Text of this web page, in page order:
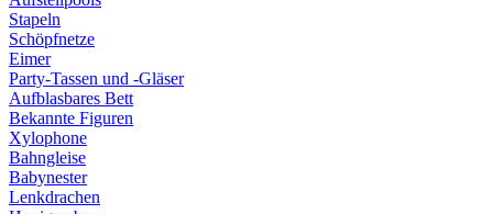
Stapeln
Schöpfnetze
Eimer
Party-Tassen und -Gläser
Aufblasbares Bett
Bekannte Figuren
Xylophone
Bahngleise
Babynester
Lenkdrachen